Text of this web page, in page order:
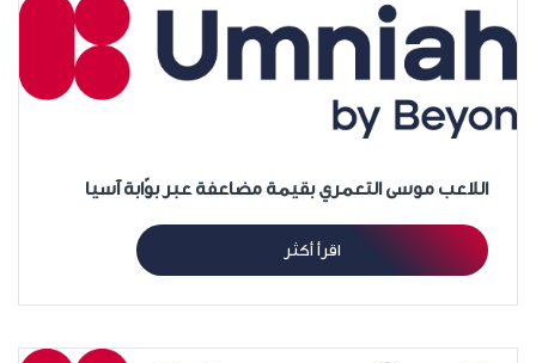
اللاعب موسى التعمري بقيمة مضاعفة عبر بوّابة آسيا
اقرأ أكثر